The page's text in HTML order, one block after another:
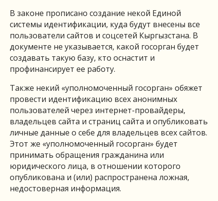
В законе прописано создание некой Единой
системы идентификации, куда будут внесены все
пользователи сайтов и соцсетей Кыргызстана. В
документе не указывается, какой госорган будет
создавать такую базу, кто оснастит и
профинансирует ее работу.
Также некий «уполномоченный госорган» обяжет
провести идентификацию всех анонимных
пользователей через интернет-провайдеры,
владельцев сайта и страниц сайта и опубликовать
личные данные о себе для владельцев всех сайтов.
Этот же «уполномоченный госорган» будет
принимать обращения гражданина или
юридического лица, в отношении которого
опубликована и (или) распространена ложная,
недостоверная информация.